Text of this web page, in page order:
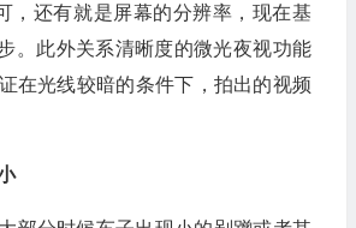
，还有就是屏幕的分辨率，现在基
。此外关系清晰度的微光夜视功能
在光线较暗的条件下，拍出的视频